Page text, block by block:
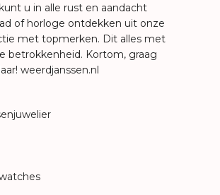
u in alle rust en aandacht
of horloge ontdekken uit onze
met topmerken. Dit alles met
betrokkenheid. Kortom, graag
weerdjanssen.nl